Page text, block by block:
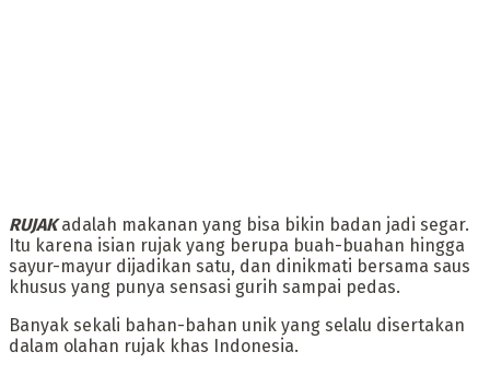
RUJAKadalah makanan yang bisa bikin badan jadi segar.
Itu karena isian rujak yang berupa buah-buahan hingga
sayur-mayur dijadikan satu, dan dinikmati bersama saus
khusus yang punya sensasi gurih sampai pedas.
‎Banyak sekali bahan-bahan unik yang selalu disertakan
dalam olahan rujak khas Indonesia.